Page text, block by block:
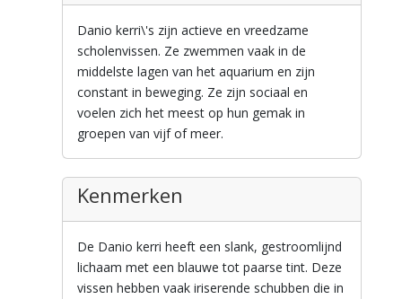
Danio kerri\'s zijn actieve en vreedzame
scholenvissen. Ze zwemmen vaak in de
middelste lagen van het aquarium en zijn
constant in beweging. Ze zijn sociaal en
voelen zich het meest op hun gemak in
groepen van vijf of meer.
Kenmerken
De Danio kerri heeft een slank, gestroomlijnd
lichaam met een blauwe tot paarse tint. Deze
vissen hebben vaak iriserende schubben die in